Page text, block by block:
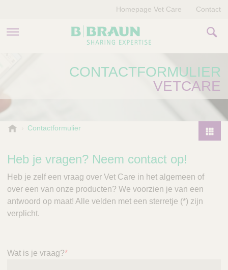
PRODUCTEN EN THERAPIEËN
Homepage Vet Care Contact
CONTACTFORMULIER
VETCARE
P
r
u
n
V
e
r
Contactformulier
Heb je vragen? Neem contact op!
Heb je zelf een vraag over Vet Care in het algemeen of
over een van onze producten? We voorzien je van een
antwoord op maat! Alle velden met een sterretje (*) zijn
verplicht.
Wat is je vraag?*